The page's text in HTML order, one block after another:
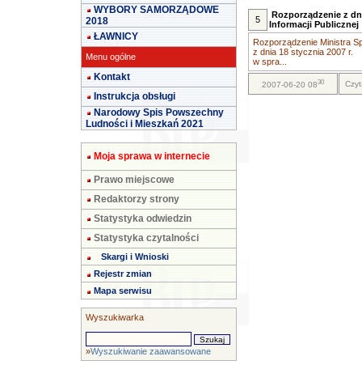
WYBORY SAMORZĄDOWE
2018
ŁAWNICY
Menu ogólne
Kontakt
Instrukcja obsługi
Narodowy Spis Powszechny
Ludności i Mieszkań 2021
Moja sprawa w internecie
Prawo miejscowe
Redaktorzy strony
Statystyka odwiedzin
Statystyka czytalności
Skargi i Wnioski
Rejestr zmian
Mapa serwisu
Wyszukiwarka
»Wyszukiwanie zaawansowane
5
Rozporządzenie z
Informacji Publicznej
Rozporządzenie Ministra
z dnia 18 stycznia 2007 r.
w spra...
2007-06-20 0830